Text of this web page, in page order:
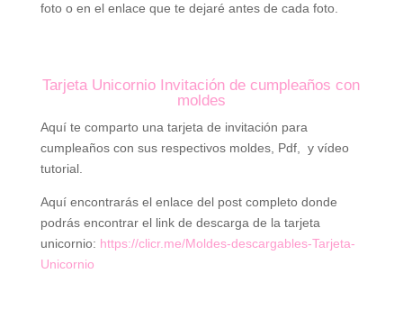
foto o en el enlace que te dejaré antes de cada foto.
Tarjeta Unicornio Invitación de cumpleaños con
moldes
Aquí te comparto una tarjeta de invitación para
cumpleaños con sus respectivos moldes, Pdf, y vídeo
tutorial.
Aquí encontrarás el enlace del post completo donde
podrás encontrar el link de descarga de la tarjeta
unicornio: https://clicr.me/Moldes-descargables-Tarjeta-
Unicornio